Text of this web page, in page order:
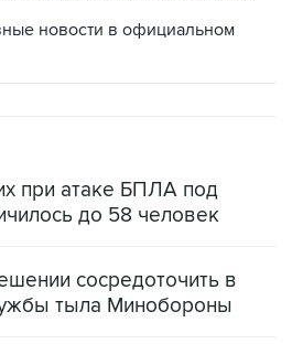
новости в официальном
при атаке БПЛА под
до 58 человек
сосредоточить в
тыла Минобороны